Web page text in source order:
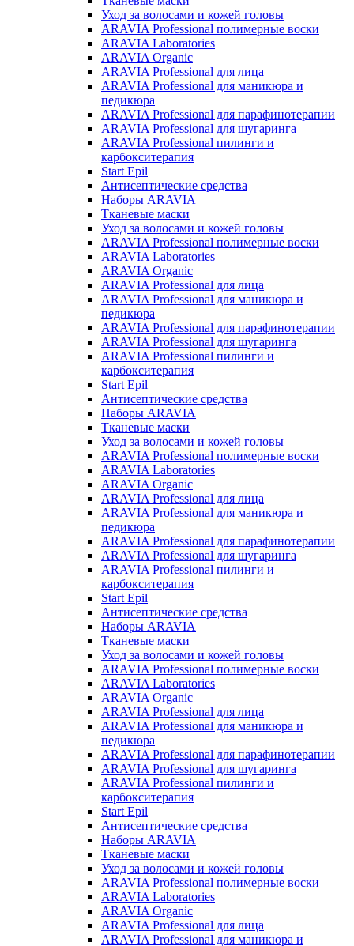
Уход за волосами и кожей головы
ARAVIA Professional полимерные воски
ARAVIA Laboratories
ARAVIA Organic
ARAVIA Professional для лица
ARAVIA Professional для маникюра и
педикюра
ARAVIA Professional для парафинотерапии
ARAVIA Professional для шугаринга
ARAVIA Professional пилинги и
карбокситерапия
Start Epil
Антисептические средства
Наборы ARAVIA
Тканевые маски
Уход за волосами и кожей головы
ARAVIA Professional полимерные воски
ARAVIA Laboratories
ARAVIA Organic
ARAVIA Professional для лица
ARAVIA Professional для маникюра и
педикюра
ARAVIA Professional для парафинотерапии
ARAVIA Professional для шугаринга
ARAVIA Professional пилинги и
карбокситерапия
Start Epil
Антисептические средства
Наборы ARAVIA
Тканевые маски
Уход за волосами и кожей головы
ARAVIA Professional полимерные воски
ARAVIA Laboratories
ARAVIA Organic
ARAVIA Professional для лица
ARAVIA Professional для маникюра и
педикюра
ARAVIA Professional для парафинотерапии
ARAVIA Professional для шугаринга
ARAVIA Professional пилинги и
карбокситерапия
Start Epil
Антисептические средства
Наборы ARAVIA
Тканевые маски
Уход за волосами и кожей головы
ARAVIA Professional полимерные воски
ARAVIA Laboratories
ARAVIA Organic
ARAVIA Professional для лица
ARAVIA Professional для маникюра и
педикюра
ARAVIA Professional для парафинотерапии
ARAVIA Professional для шугаринга
ARAVIA Professional пилинги и
карбокситерапия
Start Epil
Антисептические средства
Наборы ARAVIA
Тканевые маски
Уход за волосами и кожей головы
ARAVIA Professional полимерные воски
ARAVIA Laboratories
ARAVIA Organic
ARAVIA Professional для лица
ARAVIA Professional для маникюра и